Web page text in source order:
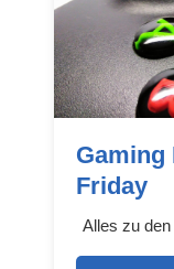
Gaming
Friday
Alles zu